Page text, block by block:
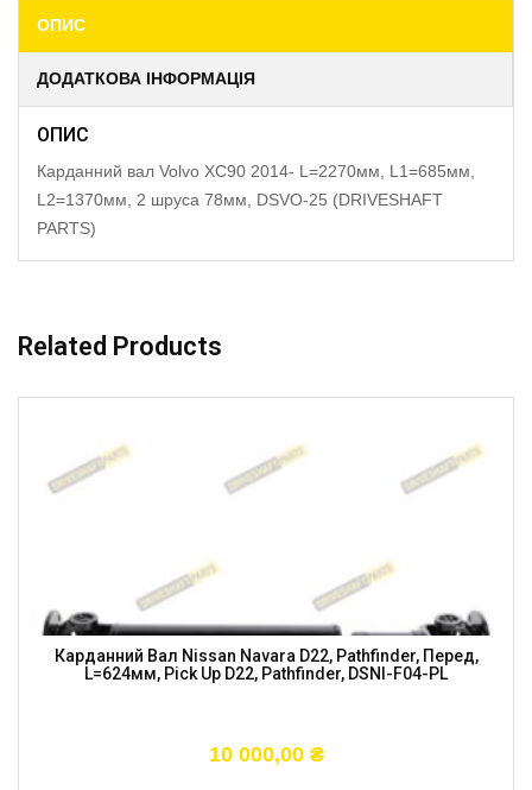
ОПИС
ДОДАТКОВА ІНФОРМАЦІЯ
ОПИС
Карданний вал Volvo XC90 2014- L=2270мм, L1=685мм,
L2=1370мм, 2 шруса 78мм, DSVO-25 (DRIVESHAFT
PARTS)
Related Products
Карданний Вал Nissan Navara D22, Pathfinder, Перед,
L=624мм, Pick Up D22, Pathfinder, DSNI-F04-PL
10 000,00 ₴